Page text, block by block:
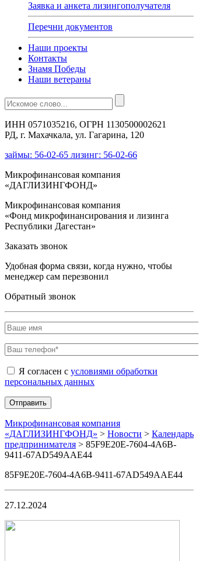
Заявка и анкета лизингополучателя
Перечни документов
Наши проекты
Контакты
Знамя Победы
Наши ветераны
ИНН 0571035216, ОГРН 1130500002621
РД, г. Махачкала, ул. Гагарина, 120
займы: 56-02-65 лизинг: 56-02-66
Микрофинансовая компания
«ДАГЛИЗИНГФОНД»
Микрофинансовая компания
«Фонд микрофинансирования и лизинга
Республики Дагестан»
Заказать звонок
Удобная форма связи, когда нужно, чтобы
менеджер сам перезвонил
Обратный звонок
Я согласен с условиями обработки
персональных данных
Микрофинансовая компания
«ДАГЛИЗИНГФОНД» > Новости > Календарь
предпринимателя > 85F9E20E-7604-4A6B-
9411-67AD549AAE44
85F9E20E-7604-4A6B-9411-67AD549AAE44
27.12.2024